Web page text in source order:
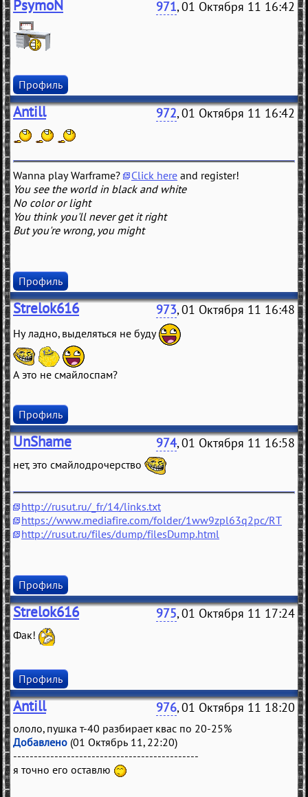
PsymoN 971, 01 Октября 11 16:42
Профиль
Antill 972, 01 Октября 11 16:42
Wanna play Warframe? Click here and register!
You see the world in black and white
No color or light
You think you'll never get it right
But you're wrong, you might
Профиль
Strelok616 973, 01 Октября 11 16:48
Ну ладно, выделяться не буду
А это не смайлоспам?
Профиль
UnShame 974, 01 Октября 11 16:58
нет, это смайлодрочерство
http://rusut.ru/_fr/14/links.txt
https://www.mediafire.com/folder/1ww9zpl63q2pc/RT
http://rusut.ru/files/dump/filesDump.html
Профиль
Strelok616 975, 01 Октября 11 17:24
Фак!
Профиль
Antill 976, 01 Октября 11 18:20
ололо, пушка т-40 разбирает квас по 20-25%
Добавлено (01 Октябрь 11, 22:20)
---------------------------------------------
я точно его оставлю